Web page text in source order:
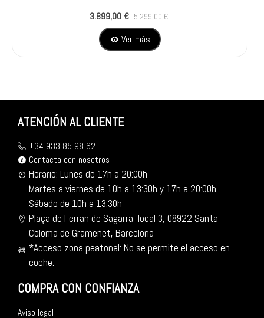
3.899,00 € 5.299,00 €
Ver más
ATENCIÓN AL CLIENTE
+34 933 85 98 62
Contacta con nosotros
Horario: Lunes de 17h a 20:00h
Martes a viernes de 10h a 13:30h y 17h a 20:00h
Sábado de 10h a 13:30h
Plaça de Ferran de Sagarra, local 3, 08922 Santa
Coloma de Gramenet, Barcelona
*Acceso zona peatonal: No se permite el acceso en
coche.
COMPRA CON CONFIANZA
Aviso legal